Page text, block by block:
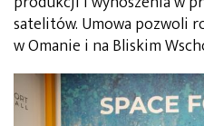
satelitów. Umowa pozwoli
w Omanie i na Bliskim